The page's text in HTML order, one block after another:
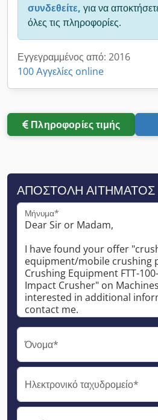
συνδεθείτε, για να
όλες τις πληροφορίες.
Εγγεγραμμένος από: 2016
100 Αγγελίες online
Πληροφορίες τιμής
ΑΠΟΣΤΟΛΉ ΑΙΤΉΜΑΤΟΣ
Μήνυμα*
Όνομα*
Ηλεκτρονικό ταχυδρομείο*